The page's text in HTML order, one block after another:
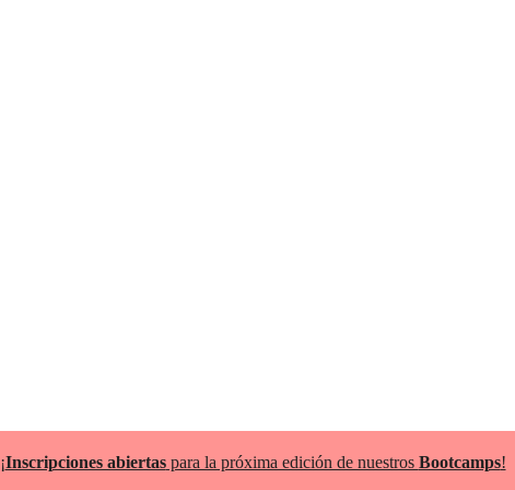
¡Inscripciones abiertaspara la próxima edición de nuestros Bootcamps!